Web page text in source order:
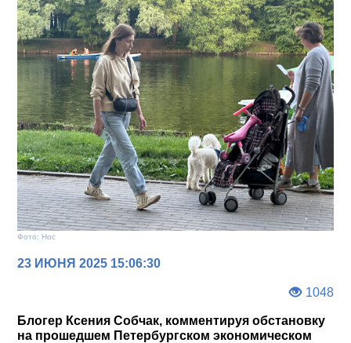
Фото: Нос
23 ИЮНЯ 2025 15:06:30
1048
Блогер Ксения Собчак, комментируя обстановку
на прошедшем Петербургском экономическом